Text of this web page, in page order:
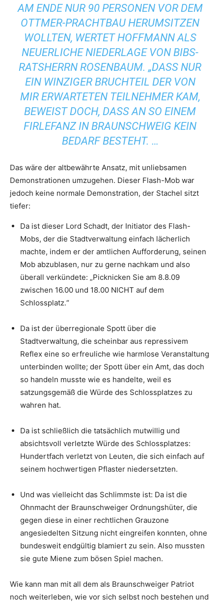
AM ENDE NUR 90 PERSONEN VOR DEM
OTTMER-PRACHTBAU HERUMSITZEN
WOLLTEN, WERTET HOFFMANN ALS
NEUERLICHE NIEDERLAGE VON BIBS-
RATSHERRN ROSENBAUM. „DASS NUR
EIN WINZIGER BRUCHTEIL DER VON
MIR ERWARTETEN TEILNEHMER KAM,
BEWEIST DOCH, DASS AN SO EINEM
FIRLEFANZ IN BRAUNSCHWEIG KEIN
BEDARF BESTEHT. …
Das wäre der altbewährte Ansatz, mit unliebsamen
Demonstrationen umzugehen. Dieser Flash-Mob war
jedoch keine normale Demonstration, der Stachel sitzt
tiefer:
Da ist dieser Lord Schadt, der Initiator des Flash-
Mobs, der die Stadtverwaltung einfach lächerlich
machte, indem er der amtlichen Aufforderung, seinen
Mob abzublasen, nur zu gerne nachkam und also
überall verkündete: „Picknicken Sie am 8.8.09
zwischen 16.00 und 18.00 NICHT auf dem
Schlossplatz.“
Da ist der überregionale Spott über die
Stadtverwaltung, die scheinbar aus repressivem
Reflex eine so erfreuliche wie harmlose Veranstaltung
unterbinden wollte; der Spott über ein Amt, das doch
so handeln musste wie es handelte, weil es
satzungsgemäß die Würde des Schlossplatzes zu
wahren hat.
Da ist schließlich die tatsächlich mutwillig und
absichtsvoll verletzte Würde des Schlossplatzes:
Hundertfach verletzt von Leuten, die sich einfach auf
seinem hochwertigen Pflaster niedersetzten.
Und was vielleicht das Schlimmste ist: Da ist die
Ohnmacht der Braunschweiger Ordnungshüter, die
gegen diese in einer rechtlichen Grauzone
angesiedelten Sitzung nicht eingreifen konnten, ohne
bundesweit endgültig blamiert zu sein. Also mussten
sie gute Miene zum bösen Spiel machen.
Wie kann man mit all dem als Braunschweiger Patriot
noch weiterleben, wie vor sich selbst noch bestehen und